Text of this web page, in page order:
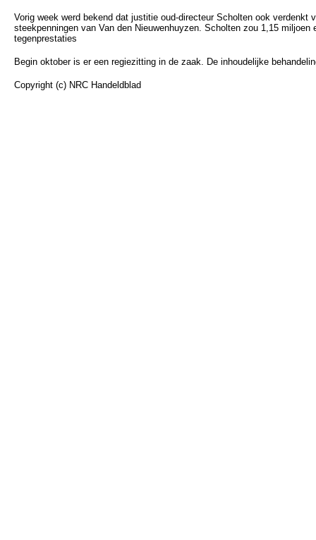
Vorig week werd bekend dat justitie oud-directeur Scholten ook verdenkt
steekpenningen van Van den Nieuwenhuyzen. Scholten zou 1,15 miljoen
tegenprestaties
Begin oktober is er een regiezitting in de zaak. De inhoudelijke
Copyright (c) NRC Handeldblad